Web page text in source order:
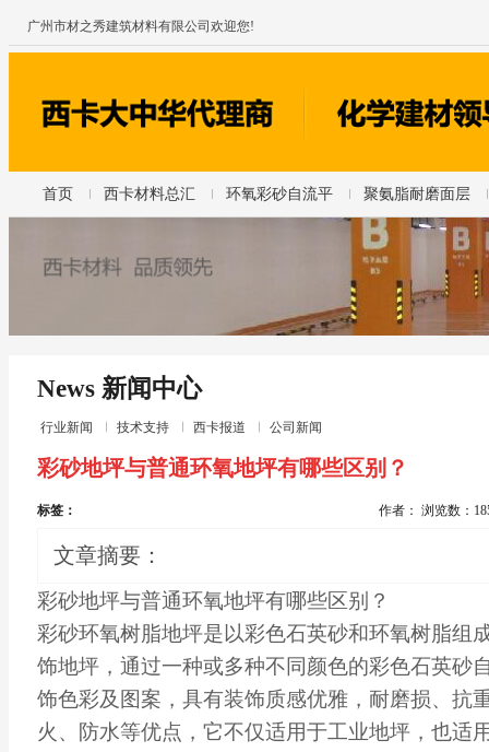
广州市材之秀建筑材料有限公司欢迎您!
首页 西卡材料总汇 环氧彩砂自流平 聚氨脂耐磨面层
News 新闻中心
行业新闻 技术支持 西卡报道 公司新闻
彩砂地坪与普通环氧地坪有哪些区别？
标签： 作者： 浏览数：
文章摘要：
彩砂地坪与普通环氧地坪有哪些区别？
彩砂环氧树脂地坪是以彩色石英砂和环氧树脂组
饰地坪，通过一种或多种不同颜色的彩色石英砂
饰色彩及图案，具有装饰质感优雅，耐磨损、抗
火、防水等优点，它不仅适用于工业地坪，也适